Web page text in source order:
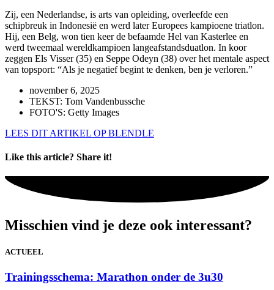
Zij, een Nederlandse, is arts van opleiding, overleefde een
schipbreuk in Indonesië en werd later Europees kampioene triatlon.
Hij, een Belg, won tien keer de befaamde Hel van Kasterlee en
werd tweemaal wereldkampioen langeafstandsduatlon. In koor
zeggen Els Visser (35) en Seppe Odeyn (38) over het mentale aspect
van topsport: “Als je negatief begint te denken, ben je verloren.”
november 6, 2025
TEKST: Tom Vandenbussche
FOTO'S: Getty Images
LEES DIT ARTIKEL OP BLENDLE
Like this article? Share it!
Misschien vind je deze ook interessant?
ACTUEEL
Trainingsschema: Marathon onder de 3u30